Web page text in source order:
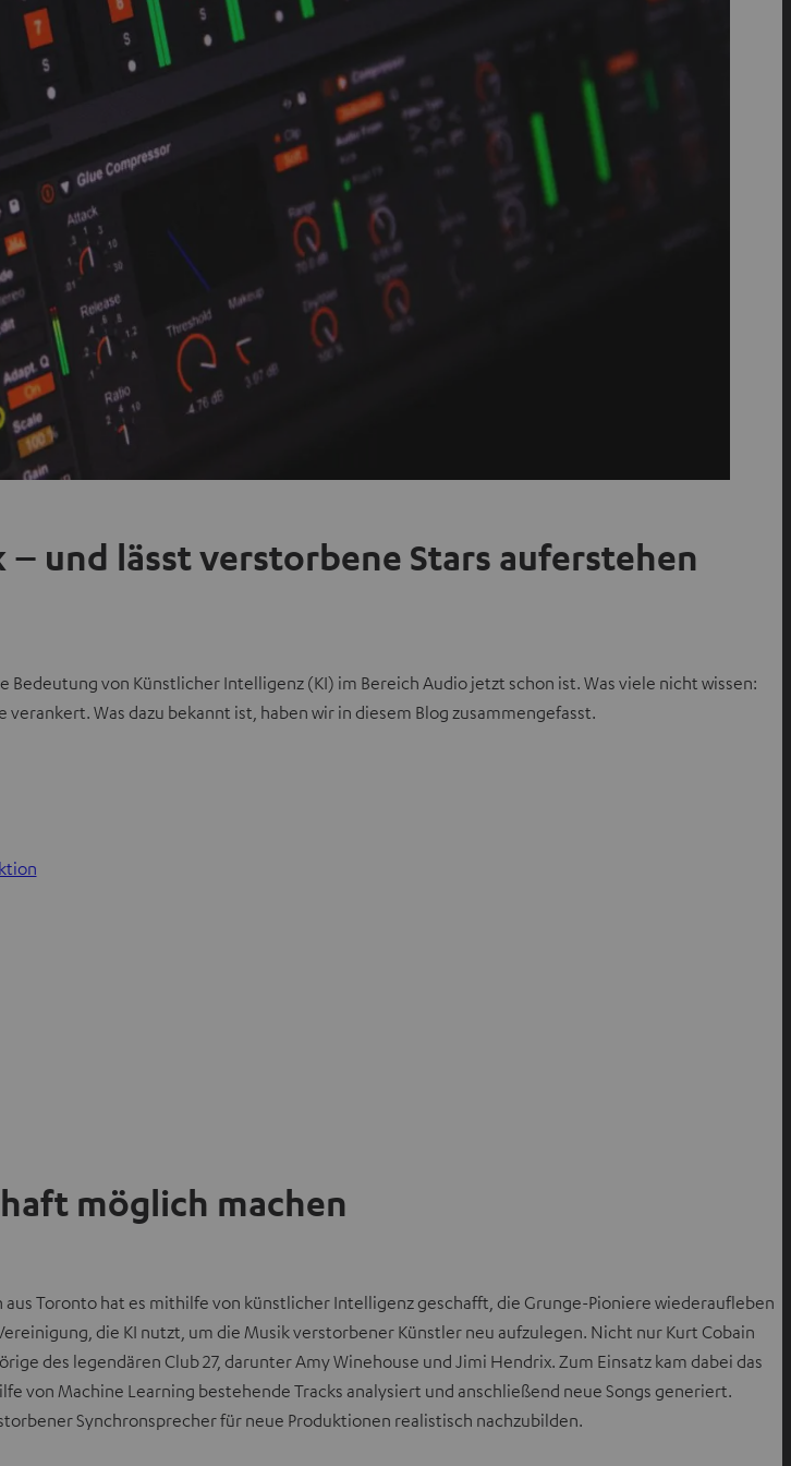
und lässt verstorbene Stars auferstehen
Bedeutung von Künstlicher Intelligenz (KI) im Bereich Audio jetzt schon ist. Was viele nicht wissen:
Was dazu bekannt ist, haben wir in diesem Blog zusammengefasst.
möglich machen
Toronto hat es mithilfe von künstlicher Intelligenz geschafft, die Grunge-Pioniere wiederaufleben
die KI nutzt, um die Musik verstorbener Künstler neu aufzulegen. Nicht nur Kurt Cobain
des legendären Club 27, darunter Amy Winehouse und Jimi Hendrix. Zum Einsatz kam dabei das
von Machine Learning bestehende Tracks analysiert und anschließend neue Songs generiert.
Synchronsprecher für neue Produktionen realistisch nachzubilden.